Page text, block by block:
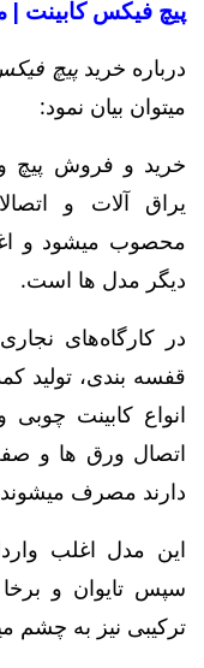
پیچ فیکس کابینت |
درباره خریدپیچ
میتوان بیان نمود:
خرید و فروش پیچ
یراق آلات و
محصوب میشود و
دیگر مدل ها است.
در کارگاه‌های
قفسه‌ بندی، تولید
انواع کابینت
اتصال ورق ها و
دارند مصرف
این مدل اغلب
سپس تایوان و
ترکیبی نیز به چشم